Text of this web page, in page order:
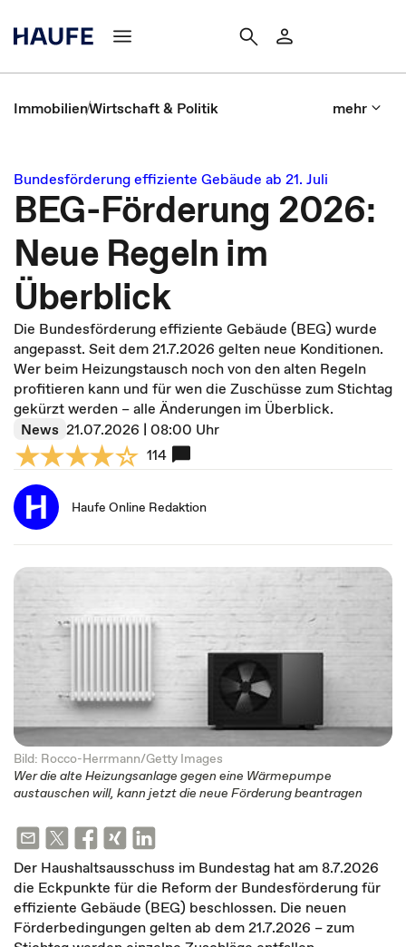
ImmobilienWirtschaft & Politik mehr
Bundesförderung effiziente Gebäude ab 21. Juli
BEG-Förderung 2026:
Neue Regeln im
Überblick
Die Bundesförderung effiziente Gebäude (BEG) wurde
angepasst. Seit dem 21.7.2026 gelten neue Konditionen.
Wer beim Heizungstausch noch von den alten Regeln
profitieren kann und für wen die Zuschüsse zum Stichtag
gekürzt werden – alle Änderungen im Überblick.
News 21.07.2026 | 08:00 Uhr
114
Haufe Online Redaktion
Bild: Rocco-Herrmann/Getty Images
Wer die alte Heizungsanlage gegen eine Wärmepumpe
austauschen will, kann jetzt die neue Förderung beantragen
Der Haushaltsausschuss im Bundestag hat am 8.7.2026
die Eckpunkte für die Reform der Bundesförderung für
effiziente Gebäude (BEG) beschlossen. Die neuen
Förderbedingungen gelten ab dem 21.7.2026 – zum